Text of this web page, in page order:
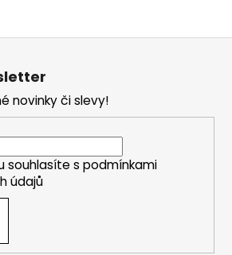
novinky či slevy!
souhlasíte s podmínkami
údajů